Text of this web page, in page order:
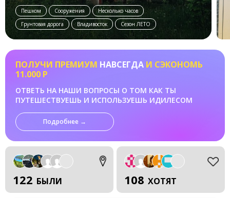
Пешком Сооружения
Несколько часов
Грунтовая дорога
Владивосток Сезон ЛЕТО
ПОЛУЧИ ПРЕМИУМ НАВСЕГДА И СЭКОНОМЬ
11.000 Р
ОТВЕТЬ НА НАШИ ВОПРОСЫ О ТОМ КАК ТЫ
ПУТЕШЕСТВУЕШЬ И ИСПОЛЬЗУЕШЬ ИДИЛЕСОМ
Подробнее →
122 БЫЛИ 108 ХОТЯТ